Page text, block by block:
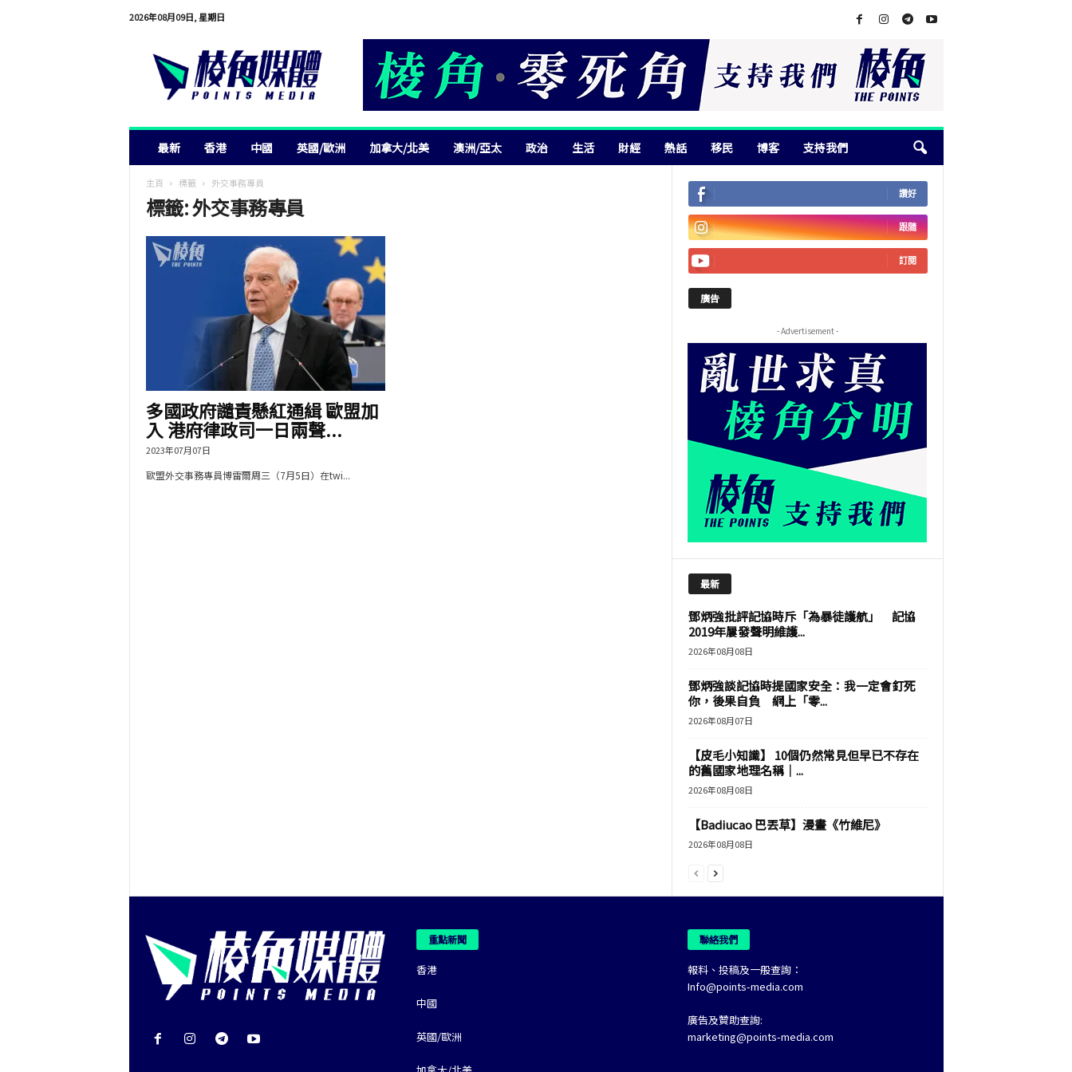
2026年08月09日, 星期日
最新 香港 中國 英國/歐洲 加拿大/北美 澳洲/亞太 政治 生活 財經 熱話 移民 博客 支持我們
主頁 標籤 外交事務專員
標籤: 外交事務專員
多國政府譴責懸紅通緝 歐盟加
入 港府律政司一日兩聲...
2023年07月07日
歐盟外交事務專員博雷爾周三（7月5日）在twi...
讚好
跟隨
訂閱
廣告
- Advertisement -
最新
鄧炳強批評記協時斥「為暴徒護航」 記協
2019年屢發聲明維護...
2026年08月08日
鄧炳強談記協時提國家安全：我一定會釘死
你，後果自負 網上「零...
2026年08月07日
【皮毛小知識】 10個仍然常見但早已不存在
的舊國家地理名稱｜...
2026年08月08日
【Badiucao 巴丟草】漫畫《竹維尼》
2026年08月08日
重點新聞
香港
中國
英國/歐洲
聯絡我們
報料、投稿及一般查詢：
Info@points-media.com
廣告及贊助查詢:
marketing@points-media.com